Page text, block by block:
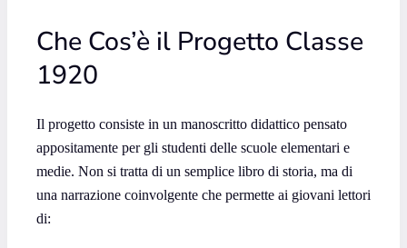
Che Cos’è il Progetto Classe
1920
Il progetto consiste in un manoscritto didattico pensato
appositamente per gli studenti delle scuole elementari e
medie. Non si tratta di un semplice libro di storia, ma di
una narrazione coinvolgente che permette ai giovani lettori
di: